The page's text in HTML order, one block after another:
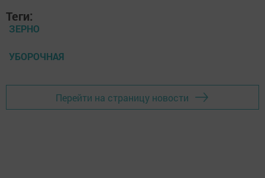
Теги:
ЗЕРНО
УБОРОЧНАЯ
Перейти на страницу новости